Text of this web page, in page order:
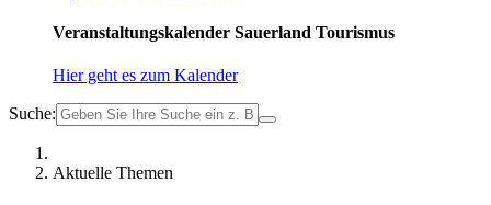
Veranstaltungskalender Sauerland Tourismus
Hier geht es zum Kalender
Suche:
Aktuelle Themen